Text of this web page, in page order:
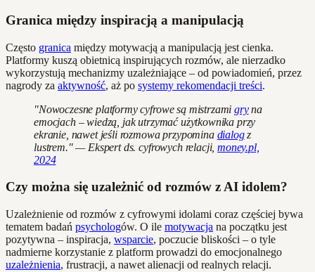
Granica między inspiracją a manipulacją
Często granica między motywacją a manipulacją jest cienka.
Platformy kuszą obietnicą inspirujących rozmów, ale nierzadko
wykorzystują mechanizmy uzależniające – od powiadomień, przez
nagrody za aktywność, aż po systemy rekomendacji treści.
"Nowoczesne platformy cyfrowe są mistrzamigryna
emocjach – wiedzą, jak utrzymać użytkownika przy
ekranie, nawet jeśli rozmowa przypomina dialogz
lustrem." — Ekspert ds. cyfrowych relacji,money.pl,
2024
Czy można się uzależnić od rozmów z AI idolem?
Uzależnienie od rozmów z cyfrowymi idolami coraz częściej bywa
tematem badań psychologów. O ile motywacja na początku jest
pozytywna – inspiracja, wsparcie, poczucie bliskości – o tyle
nadmierne korzystanie z platform prowadzi do emocjonalnego
uzależnienia, frustracji, a nawet alienacji od realnych relacji.